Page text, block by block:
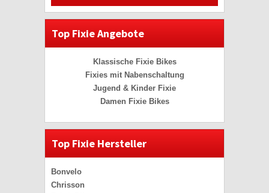
Top Fixie Angebote
Klassische Fixie Bikes
Fixies mit Nabenschaltung
Jugend & Kinder Fixie
Damen Fixie Bikes
Top Fixie Hersteller
Bonvelo
Chrisson